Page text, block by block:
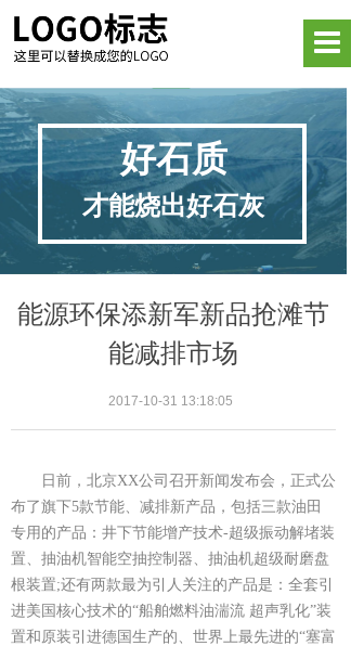
好石质
才能烧出好石灰
能源环保添新军新品抢滩节
能减排市场
2017-10-31 13:18:05
日前，北京XX公司召开新闻发布会，正式公
布了旗下5款节能、减排新产品，包括三款油田
专用的产品：井下节能增产技术-超级振动解堵装
置、抽油机智能空抽控制器、抽油机超级耐磨盘
根装置;还有两款最为引人关注的产品是：全套引
进美国核心技术的“船舶燃料油湍流 超声乳化”装
置和原装引进德国生产的、世界上最先进的“塞富